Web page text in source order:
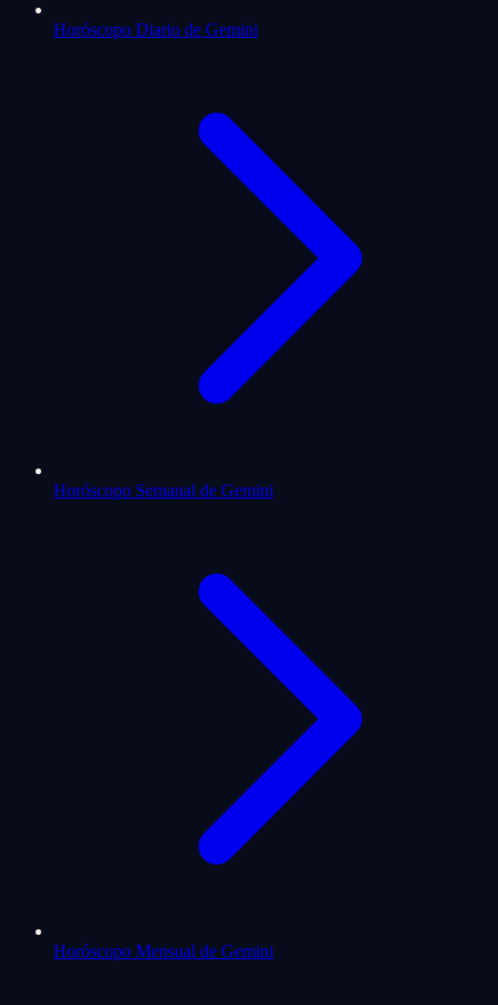
Horóscopo Diario de Gemini
Horóscopo Semanal de Gemini
Horóscopo Mensual de Gemini